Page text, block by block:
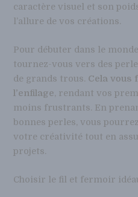
caractère visuel et son
l’allure de vos créations.
Pour débuter dans le
tournez-vous vers des
de grands trous. Cela vous
l’enfilage, rendant vos
moins frustrants. En
bonnes perles, vous
votre créativité tout en
projets.
Choisir le fil et fermoir